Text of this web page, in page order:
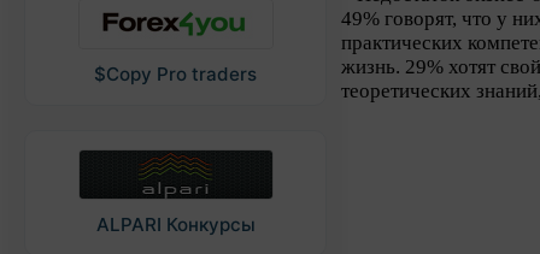
$Copy Pro traders
ALPARI Конкурсы
49% говорят, что у
практических
жизнь. 29% хотят
теоретических